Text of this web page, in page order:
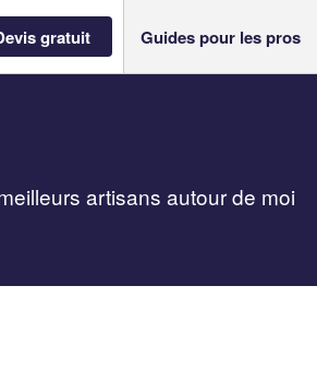
gratuit Guides pour les pros
artisans autour de moi